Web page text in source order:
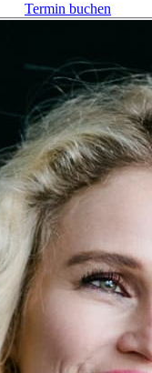
Termin buchen